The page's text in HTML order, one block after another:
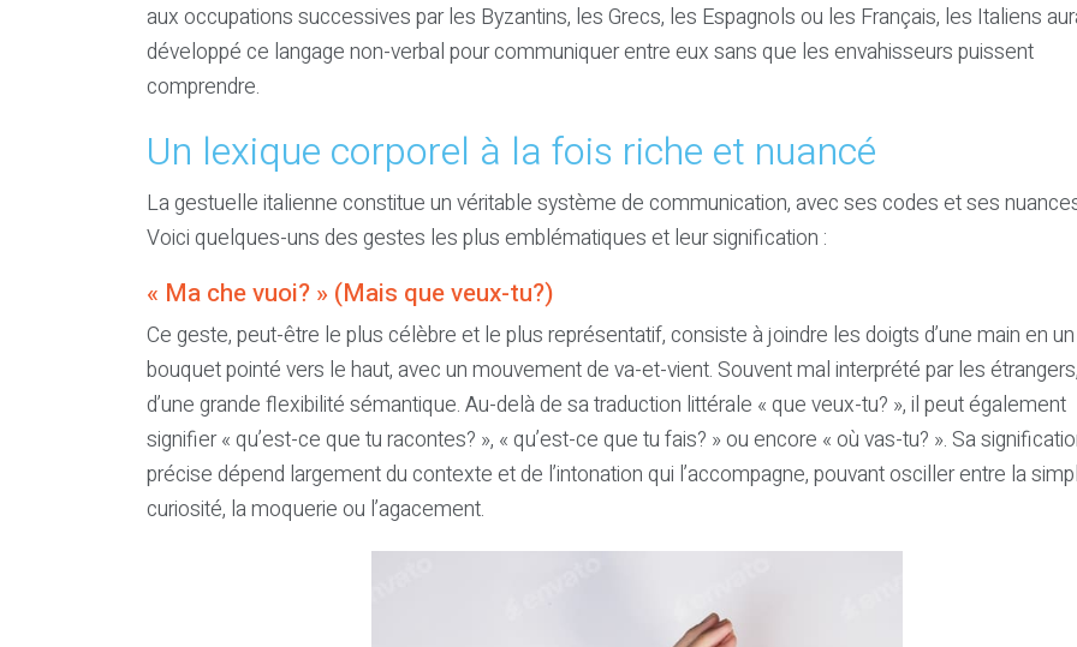
aux occupations successives par les Byzantins, les Grecs, les Espagnols ou les Français, les Italiens
développé ce langage non-verbal pour communiquer entre eux sans que les envahisseurs puissent
comprendre.
Un lexique corporel à la fois riche et nuancé
La gestuelle italienne constitue un véritable système de communication, avec ses codes et ses
Voici quelques-uns des gestes les plus emblématiques et leur signification :
« Ma che vuoi? » (Mais que veux-tu?)
Ce geste, peut-être le plus célèbre et le plus représentatif, consiste à joindre les doigts d’une main en un
bouquet pointé vers le haut, avec un mouvement de va-et-vient. Souvent mal interprété par les
d’une grande flexibilité sémantique. Au-delà de sa traduction littérale « que veux-tu? », il peut également
signifier « qu’est-ce que tu racontes? », « qu’est-ce que tu fais? » ou encore « où vas-tu? ». Sa
précise dépend largement du contexte et de l’intonation qui l’accompagne, pouvant osciller entre la
curiosité, la moquerie ou l’agacement.